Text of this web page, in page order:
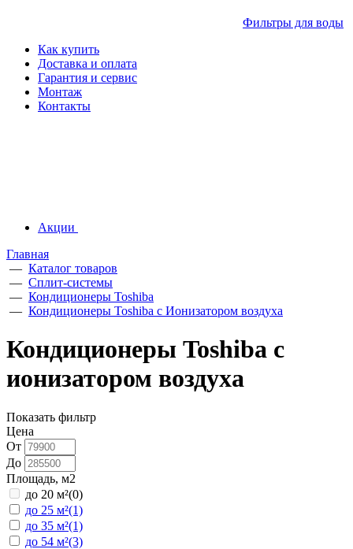
Фильтры для воды
Как купить
Доставка и оплата
Гарантия и сервис
Монтаж
Контакты
Акции
Главная
— Каталог товаров
— Сплит-системы
— Кондиционеры Toshiba
— Кондиционеры Toshiba с Ионизатором воздуха
Кондиционеры Toshiba с
ионизатором воздуха
Показать фильтр
Цена
От
До
Площадь, м2
до 20 м²(0)
до 25 м²(1)
до 35 м²(1)
до 54 м²(3)